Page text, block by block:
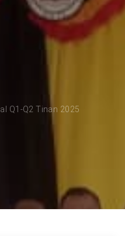
Q1-Q2 Tinan 2025